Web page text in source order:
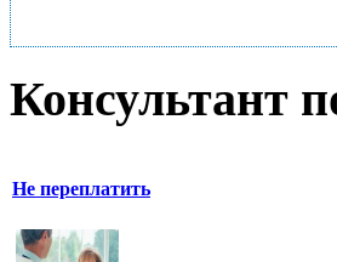
Консультант
Не переплатить